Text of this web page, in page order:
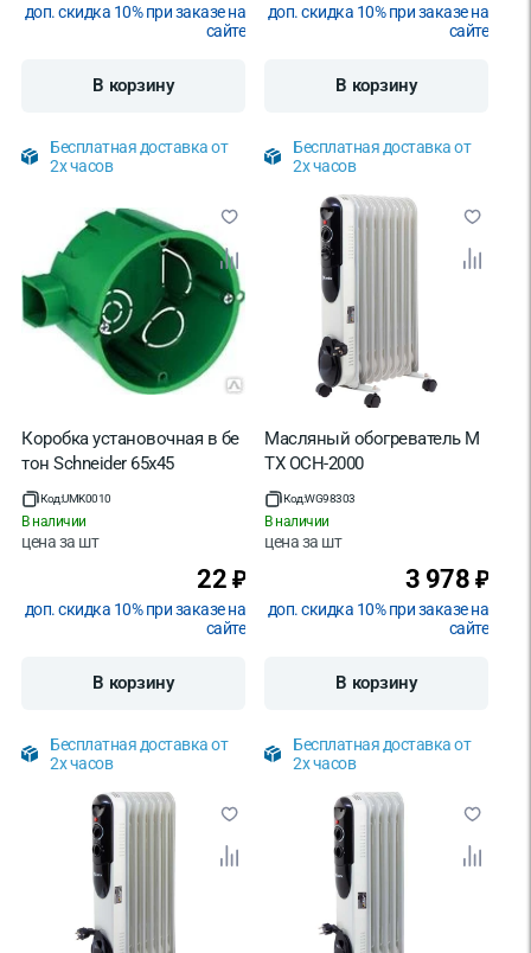
доп. скидка 10% при заказе на
сайте
В корзину
Бесплатная доставка от
2х часов
доп. скидка 10% при заказе на
сайте
В корзину
Бесплатная доставка от
2х часов
Коробка установочная в бе
тон Schneider 65х45
Код:UMK0010
В наличии
цена за шт
22 ₽
доп. скидка 10% при заказе на
сайте
В корзину
Бесплатная доставка от
2х часов
Масляный обогреватель M
TX OCH-2000
Код:WG98303
В наличии
цена за шт
3 978 ₽
доп. скидка 10% при заказе на
сайте
В корзину
Бесплатная доставка от
2х часов